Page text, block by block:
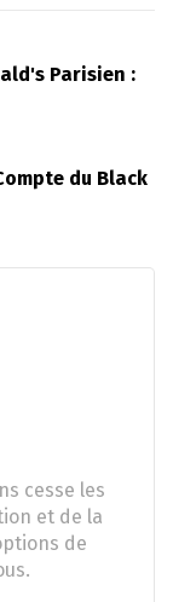
Parisien :
du Black
cesse les
et de la
de